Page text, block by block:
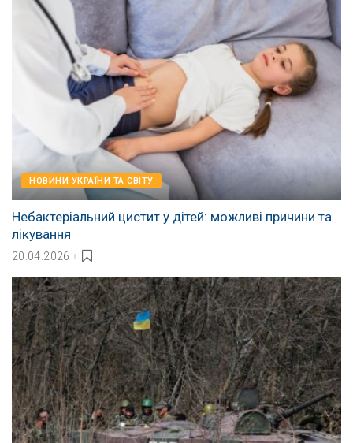
НОВИНИ УКРАЇНИ ТА СВІТУ
Небактеріальний цистит у дітей: можливі причини та
лікування
20.04.2026